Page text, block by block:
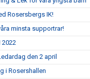
Rosersbergs IK!
minsta supportrar!
2022
den 2 april
i Rosershallen